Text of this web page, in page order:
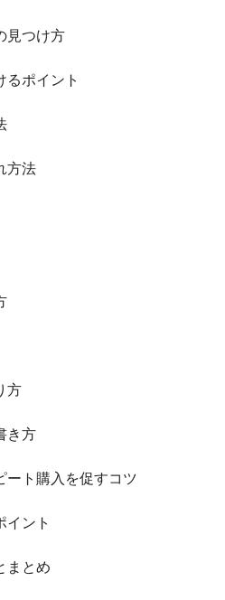
見つけ方
るポイント
方法
方
き方
ート購入を促すコツ
イント
まとめ